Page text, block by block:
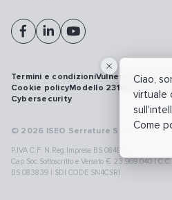
Ciao,
virtuale
Come
© 2026 ISEO Serrature S.p.A. All
P.IVA C.F. N.Reg.Imprese BS 08499190018 |
Cap.Soc.Sottoscritto e Versato € 23.969.040 |
BS 083839 | SDI CODE SN4CSRI
Termini e condizioniVulnerability
Cookie policyModello 231
Cybersecurity